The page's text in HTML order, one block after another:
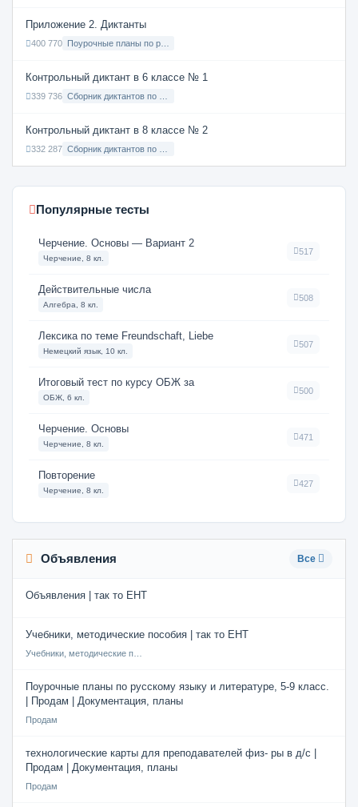
Приложение 2. Диктанты
400 770
Контрольный диктант в 6 классе № 1
339 736
Контрольный диктант в 8 классе № 2
332 287
Популярные тесты
Черчение. Основы — Вариант 2
Черчение, 8 кл.
517
Действительные числа
Алгебра, 8 кл.
508
Лексика по теме Freundschaft, Liebe
Немецкий язык, 10 кл.
507
Итоговый тест по курсу ОБЖ за
ОБЖ, 6 кл.
500
Черчение. Основы
Черчение, 8 кл.
471
Повторение
Черчение, 8 кл.
427
Объявления Все
Объявления | так то ЕНТ
Учебники, методические пособия | так то ЕНТ
Поурочные планы по русскому языку и литературе, 5-9 класс.
| Продам | Документация, планы
Продам
технологические карты для преподавателей физ- ры в д/с |
Продам | Документация, планы
Продам